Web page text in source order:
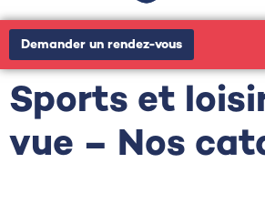
Demander un rendez-vous
Sports et
vue – Nos